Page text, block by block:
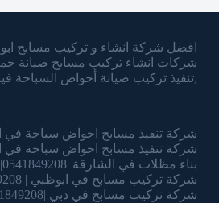
افضل شركة انشاء و تركيب مسابح
شركات انشاء تركيب مسابح صيانة
,تنفيذ تركيب صيانة أحواض السباحة
شركة تنفيذ مسابح احواض سباحة في العين
شركة تنفيذ مسابح احواض سباحة في الشارقة
بناء مظلات في الشارقة |0541849208| تركيب مظلات
شركة تركيب مسابح في ابوظبي | 0541849208
شركة تركيب مسابح في دبي |0541849208